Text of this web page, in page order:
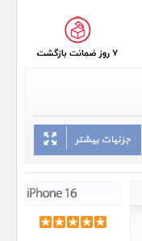
جزئیات بیشتر